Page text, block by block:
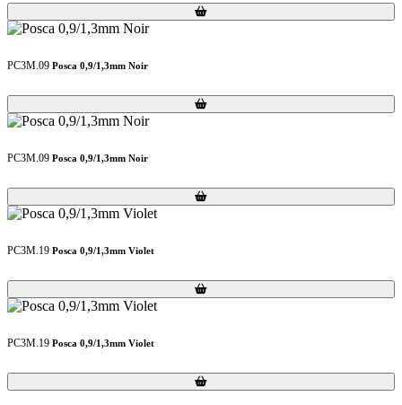
Loading...
Loading...
PC3M.09 Posca 0,9/1,3mm Noir
Loading...
Loading...
PC3M.09 Posca 0,9/1,3mm Noir
Loading...
Loading...
PC3M.19 Posca 0,9/1,3mm Violet
Loading...
Loading...
PC3M.19 Posca 0,9/1,3mm Violet
Loading...
Loading...